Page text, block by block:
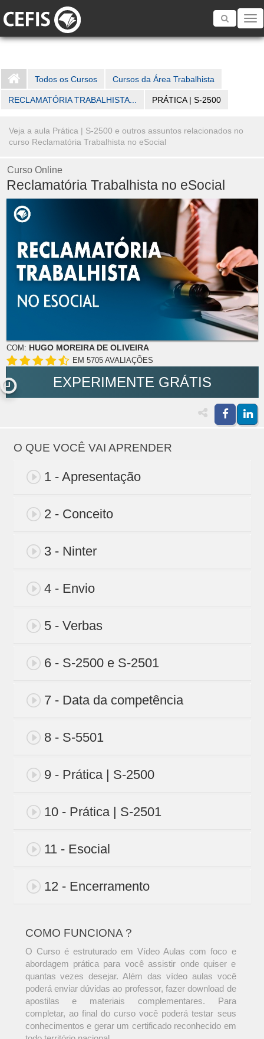
Toggle
Todos os Cursos Cursos da Área Trabalhista
RECLAMATÓRIA TRABALHISTA... PRÁTICA | S-2500
Veja a aula Prática | S-2500 e outros assuntos relacionados no
curso Reclamatória Trabalhista no eSocial
Curso Online
Reclamatória Trabalhista no eSocial
COM: HUGO MOREIRA DE OLIVEIRA
EM 5705 AVALIAÇÕES
EXPERIMENTE GRÁTIS
O QUE VOCÊ VAI APRENDER
1 - Apresentação
2 - Conceito
3 - Ninter
4 - Envio
5 - Verbas
6 - S-2500 e S-2501
7 - Data da competência
8 - S-5501
9 - Prática | S-2500
10 - Prática | S-2501
11 - Esocial
12 - Encerramento
COMO FUNCIONA ?
O Curso é estruturado em Vídeo Aulas com foco e
abordagem prática para você assistir onde quiser e
quantas vezes desejar. Além das vídeo aulas você
poderá enviar dúvidas ao professor, fazer download de
apostilas e materiais complementares. Para
completar, ao final do curso você poderá testar seus
conhecimentos e gerar um certificado reconhecido em